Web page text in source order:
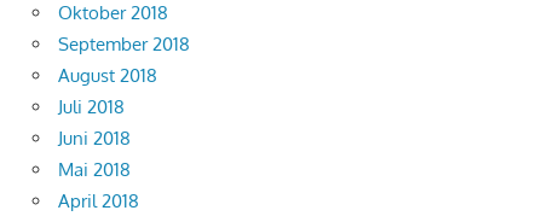
Oktober 2018
September 2018
August 2018
Juli 2018
Juni 2018
Mai 2018
April 2018